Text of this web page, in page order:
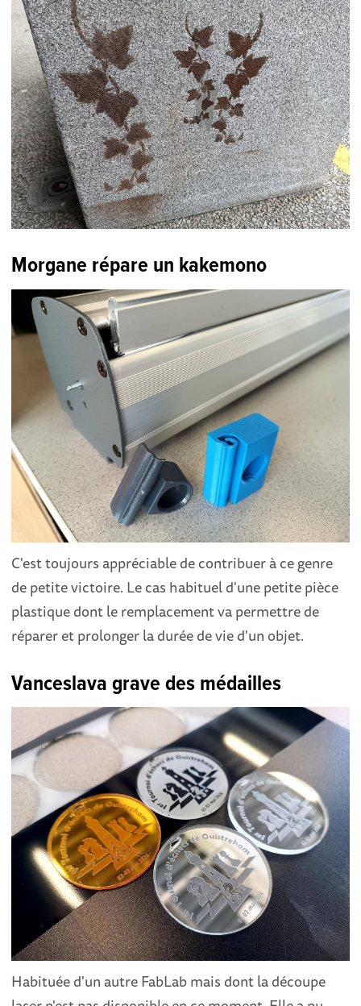
Morgane répare un kakemono
C'est toujours appréciable de contribuer à ce genre
de petite victoire. Le cas habituel d'une petite pièce
plastique dont le remplacement va permettre de
réparer et prolonger la durée de vie d'un objet.
Vanceslava grave des médailles
Habituée d'un autre FabLab mais dont la découpe